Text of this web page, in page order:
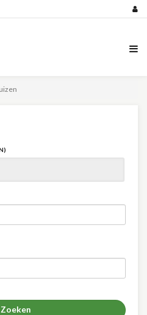
Zoeken